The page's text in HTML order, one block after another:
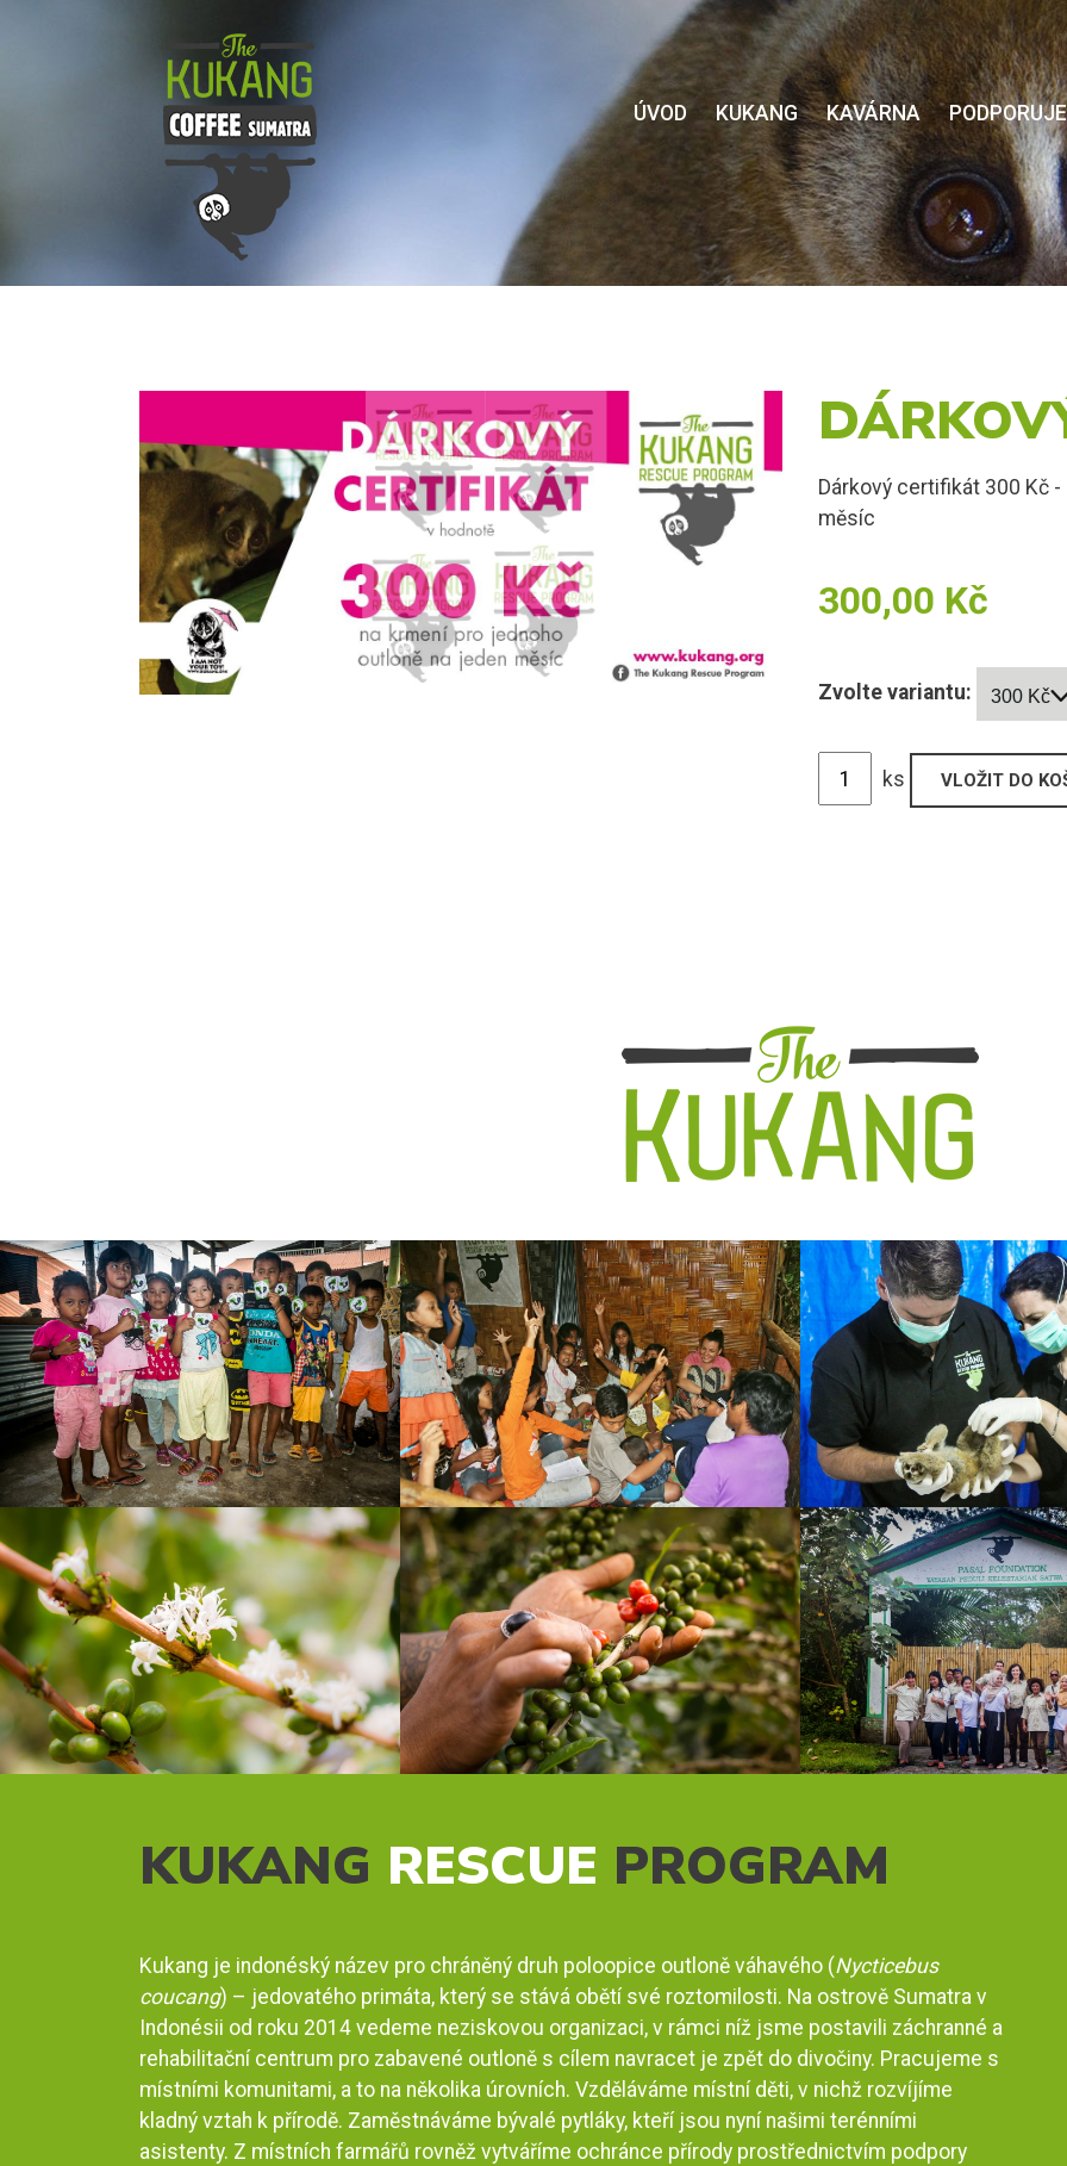
ÚVOD KUKANG KAVÁRNA
Dárkový certifikát 300 Kč
měsíc
300,00 Kč
Zvolte variantu: 300 Kč
ks
KUKANG RESCUE PROGRAM
Kukang je indonéský název pro chráněný druh poloopice outloně váhavého (Nycticebus
coucang) – jedovatého primáta, který se stává obětí své roztomilosti. Na ostrově Sumatra v
Indonésii od roku 2014 vedeme neziskovou organizaci, v rámci níž jsme postavili záchranné a
rehabilitační centrum pro zabavené outloně s cílem navracet je zpět do divočiny. Pracujeme s
místními komunitami, a to na několika úrovních. Vzděláváme místní děti, v nichž rozvíjíme
kladný vztah k přírodě. Zaměstnáváme bývalé pytláky, kteří jsou nyní našimi terénními
asistenty. Z místních farmářů rovněž vytváříme ochránce přírody prostřednictvím podpory